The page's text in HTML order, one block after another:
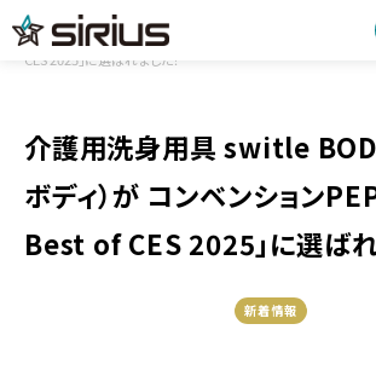
HOME
ニュースリリース
介護用洗身用具 switle BODY（スイトル ボディ）が コンベンシ
CES 2025」に選ばれました！
介護用洗身用具 switle
ボディ）が コンベンション
Best of CES 2025」に選ばれ
新着情報